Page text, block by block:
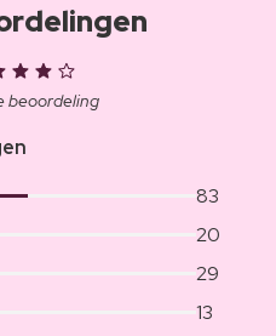
beoordeling
83
20
29
13